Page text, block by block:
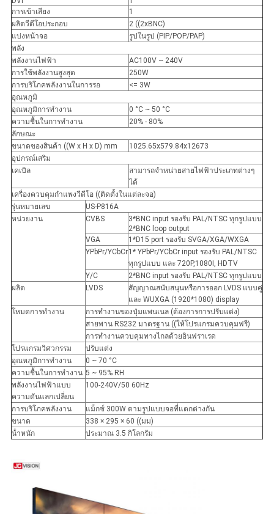
การเข้าเสียง
1
ผลิตวีดีโอประกอบ
2 ((2xBNC)
แบ่งหน้าจอ
รูปในรูป (PIP/POP/PAP)
พลัง
พลังงานไฟฟ้า
AC100V ~ 240V
การใช้พลังงานสูงสุด
250W
การบริโภคพลังงานในการรอ
<= 3W
อุณหภูมิ
อุณหภูมิการทํางาน
0 °C ~ 50 °C
ความชื้นในการทํางาน
20% - 80%
ลักษณะ
ขนาดของสินค้า ((W x H x D) mm
1025.65x579.84x12673
อุปกรณ์เสริม
เคเบิล
สามารถจําหน่ายสายไฟฟ้าประเภทต่างๆ
ได้
เครื่องควบคุมกําแพงวีดีโอ ((ติดตั้งในแต่ละจอ)
รุ่นหมายเลข
US-P816A
หน่วยงาน
CVBS
3*BNC input รองรับ PAL/NTSC ทุกรูปแบบ
2*BNC loop output
VGA
1*D15 port รองรับ SVGA/XGA/WXGA
YPbPr/YCbCr1* YPbPr/YCbCr input รองรับ PAL/NTSC
ทุกรูปแบบ และ 720P,1080I, HDTV
Y/C
2*BNC input รองรับ PAL/NTSC ทุกรูปแบบ
ผลิต
LVDS
สัญญาณสนับสนุนหรือการออก LVDS แบบคู่
และ WUXGA (1920*1080) display
โหมดการทํางาน
การทํางานของปุ่มแพนเนล (ต้องการการปรับแต่ง)
สายพาน RS232 มาตรฐาน ((ให้โปรแกรมควบคุมฟรี)
การทํางานควบคุมทางไกลด้วยอินฟราเรด
โปรแกรมวิศวกรรม
ปรับแต่ง
อุณหภูมิการทํางาน
0 ~ 70 °C
ความชื้นในการทํางาน 5 ~ 95% RH
พลังงานไฟฟ้าแบบ
ความดันแลกเปลี่ยน
100-240V/50 60Hz
การบริโภคพลังงาน
แม็กซ์ 300W ตามรูปแบบจอที่แตกต่างกัน
ขนาด
338 × 295 × 60 ((มม)
น้ําหนัก
ประมาณ 3.5 กิโลกรัม